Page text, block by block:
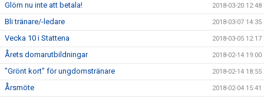
Glöm nu inte att betala! 2018-03-20 12:48
Bli tränare/-ledare 2018-03-07 14:35
Vecka 10 i Stattena 2018-03-05 12:17
Årets domarutbildningar 2018-02-14 19:00
"Grönt kort" för ungdomstränare 2018-02-14 18:55
Årsmöte 2018-02-04 15:41